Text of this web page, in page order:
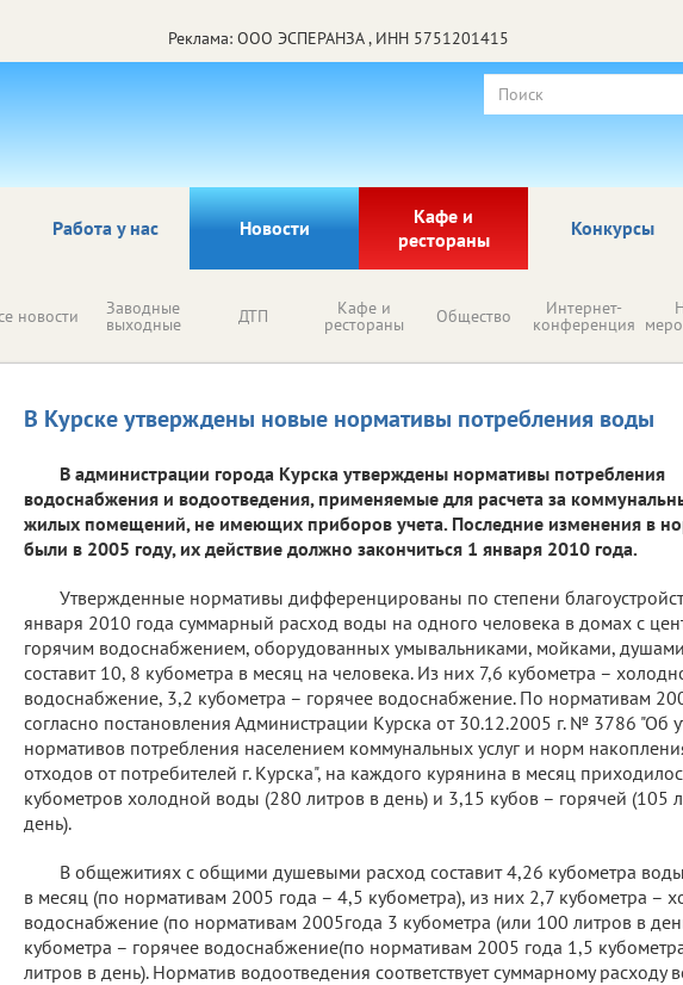
Реклама: ООО ЭСПЕРАНЗА , ИНН 5751201415
Работа у нас Новости
Кафе и
рестораны
Конкурсы
новости Заводные
выходные ДТП Кафе и
рестораны Общество Интернет-
конференция
В Курске утверждены новые нормативы потребления воды
В администрации города Курска утверждены нормативы потребления
водоснабжения и водоотведения, применяемые для расчета за
жилых помещений, не имеющих приборов учета. Последние изменения в
были в 2005 году, их действие должно закончиться 1 января 2010 года.
Утвержденные нормативы дифференцированы по степени
января 2010 года суммарный расход воды на одного человека в домах с
горячим водоснабжением, оборудованных умывальниками, мойками,
составит 10, 8 кубометра в месяц на человека. Из них 7,6 кубометра –
водоснабжение, 3,2 кубометра – горячее водоснабжение. По нормативам
согласно постановления Администрации Курска от 30.12.2005 г. № 3786 "Об
нормативов потребления населением коммунальных услуг и норм
отходов от потребителей г. Курска", на каждого курянина в месяц
кубометров холодной воды (280 литров в день) и 3,15 кубов – горячей (105
день).
В общежитиях с общими душевыми расход составит 4,26 кубометра
в месяц (по нормативам 2005 года – 4,5 кубометра), из них 2,7 кубометра –
водоснабжение (по нормативам 2005года 3 кубометра (или 100 литров в
кубометра – горячее водоснабжение(по нормативам 2005 года 1,5
литров в день). Норматив водоотведения соответствует суммарному расходу